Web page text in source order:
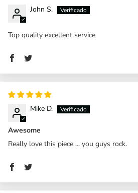
John S.
Top quality excellent service
Mike D.
Awesome
Really love this piece ... you guys rock.